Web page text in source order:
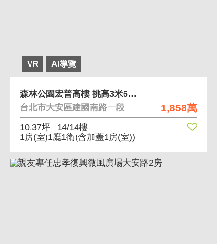
VR AI導覽
1,858萬
森林公園宏普高樓 挑高3米6，後棟高樓安靜視野佳
台北市大安區建國南路一段
10.37坪
14/14樓
1房(室)1廳1衛(含加蓋1房(室))